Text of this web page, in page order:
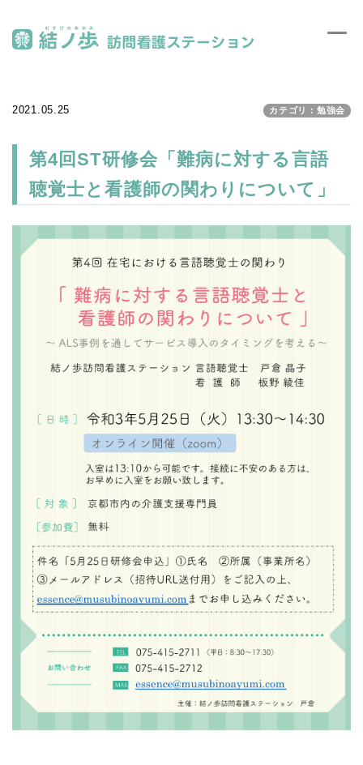
2021.05.25 カテゴリ：勉強会
第4回ST研修会「難病に対する言語
聴覚士と看護師の関わりについて」